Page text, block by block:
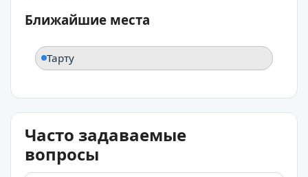
Ближайшие места
Тарту
Часто задаваемые
вопросы